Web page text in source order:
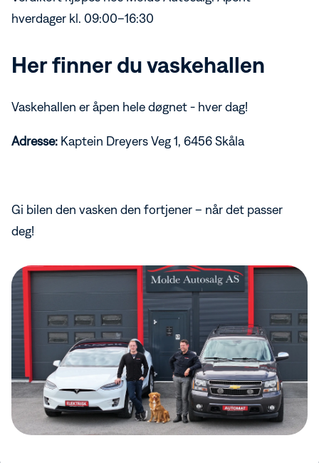
hverdager kl. 09:00–16:30
Her finner du vaskehallen
Vaskehallen er åpen hele døgnet - hver dag!
Adresse: Kaptein Dreyers Veg 1, 6456 Skåla
Gi bilen den vasken den fortjener – når det passer
deg!